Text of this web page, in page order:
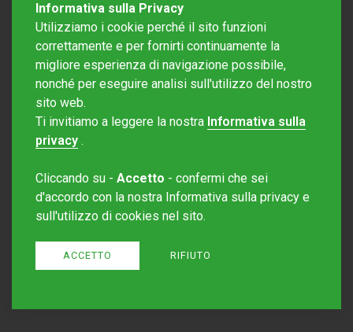
Editore Rotostampa SA
Sito creato daRedesign
Informativa sulla Privacy
Utilizziamo i cookie perché il sito funzioni
correttamente e per fornirti continuamente la
migliore esperienza di navigazione possibile,
nonché per eseguire analisi sull'utilizzo del nostro
sito web.
Ti invitiamo a leggere la nostra Informativa sulla
privacy .
Cliccando su - Accetto - confermi che sei
d'accordo con la nostra Informativa sulla privacy e
sull'utilizzo di cookies nel sito.
ACCETTO RIFIUTO